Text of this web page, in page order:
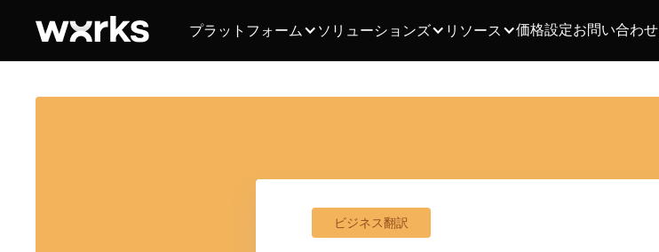
プラットフォーム ソリューションズ リソース 価格設定お問い合わせ
ビジネス翻訳